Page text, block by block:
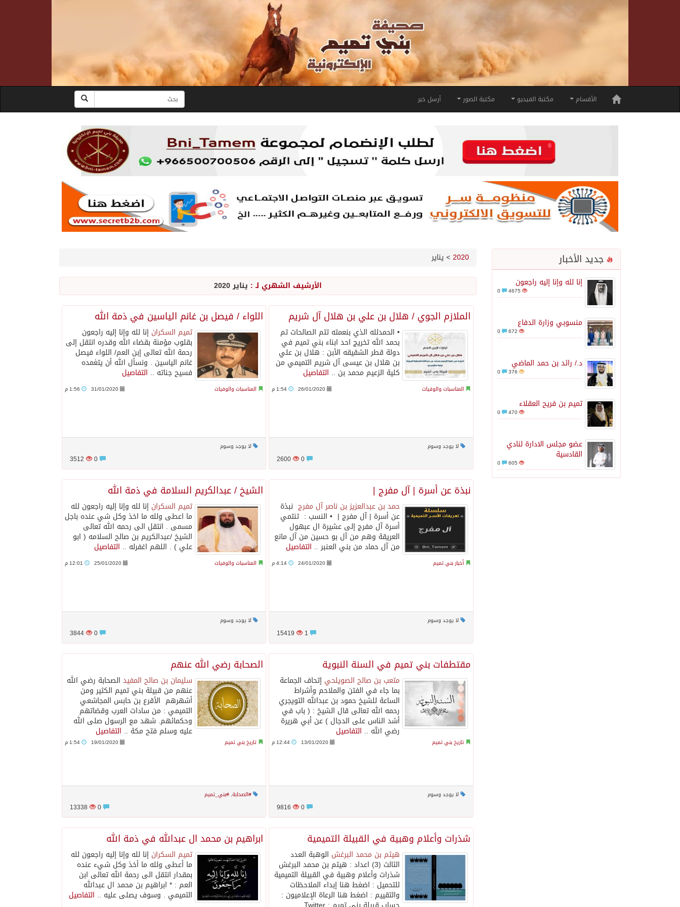
الأقسام مكتبة الفيديو مكتبة الصور أرسل خبر
جديد الأخبار
إنا لله وإنا إليه راجعون
4675
منسوبي وزارة الدفاع
672
د./ رائد بن حمد الماضي
376
تميم بن فريح العقلاء
470
عضو مجلس الادارة لنادي
القادسية
605
2020
> يناير
الأرشيف الشهري لـ : يناير 2020
اللواء / فيصل بن غانم الياسين في ذمة الله
تميم السكران إنا لله وإنا إليه راجعون
بقلوب مؤمنة بقضاء الله وقدره انتقل إلى
رحمة الله تعالى إبن العم/ اللواء فيصل
غانم الياسين . ونسأل الله أن يتغمده
فسيح جناته .. التفاصيل
المناسبات والوفيات 31/01/2020
لا يوجد وسوم
3512
الملازم الجوي / هلال بن علي بن هلال آل شريم
• الحمدلله الذي بنعمته تتم الصالحات تم
بحمد الله تخريج احد ابناء بني تميم في
دولة قطر الشقيقه الأبن : هلال بن علي
بن هلال بن عيسى آل شريم التميمي من
كلية الزعيم محمد بن .. التفاصيل
المناسبات والوفيات 26/01/2020 1:54 م
لا يوجد وسوم
0
2600
الشيخ / عبدالكريم السلامة في ذمة الله
تميم السكران ‏إنا لله وإنا إليه راجعون لله
ما اعطى ولله ما اخذ وكل شي عنده باجل
مسمى . انتقل الى رحمه الله تعالى
الشيخ /عبدالكريم بن صالح السلامه ( ابو
علي ) . اللهم اغفرله .. التفاصيل
المناسبات والوفيات 25/01/2020
لا يوجد وسوم
3844
نبذة عن أسرة | آل مفرج |
حمد بن عبدالعزيز بن ناصر آل مفرج نبذة
عن أسرة | آل مفرج | • النسب : تنتمي
أسرة آل مفرج إلى عشيرة ال عبهول
العريقة وهم من آل بو حسين من آل مانع
من آل حماد من بني العنبر .. التفاصيل
أخبار بني تميم 24/01/2020 4:14 م
لا يوجد وسوم
1
15419
الصحابة رضي الله عنهم
سليمان بن صالح المفيدالصحابة رضي الله
عنهم من قبيلة بني تميم الكثير ومن
أشهرهم الأقرع بن حابس المجاشعي
التميمي : من سادات العرب وقضاتهم
وحكمائهم. شهد مع الرسول صلى الله
عليه وسلم فتح مكة .. التفاصيل
تاريخ بني تميم 19/01/2020
#الصحابة, #بني_تميم
13338
مقتطفات بني تميم في السنة النبوية
متعب بن صالح الصويلحي إتحاف الجماعة
بما جاء في الفتن والملاحم وأشراط
الساعة للشيخ حمود بن عبدالله التويجري
رحمه الله تعالى قال الشيخ : ( باب في
أشد الناس على الدجال ) عن أبي هريرة
رضي الله .. التفاصيل
تاريخ بني تميم 13/01/2020 12:44 م
لا يوجد وسوم
0
9816
ابراهيم بن محمد ال عبدالله في ذمة الله
تميم السكران إنا لله وإنا إليه راجعون لله
ما أعطى ولله ما أخذ وكل شيء عنده
بمقدار انتقل الى رحمة الله تعالى ابن
العم : * ابراهيم بن محمد ال عبدالله
التميمي . وسوف يصلى عليه .. التفاصيل
شذرات وأعلام وهبية في القبيلة التميمية
هيثم بن محمد البرغش الوهبة العدد
الثالث (3) اعداد : هيثم بن محمد البرغش
شذرات وأعلام وهبية في القبيلة التميمية
للتحميل : اضغط هنا إبداء الملاحظات
والتقييم : اضغط هنا الرعاة الإعلاميون :